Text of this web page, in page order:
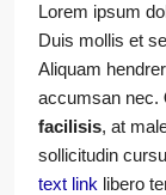
Lorem ipsum
Duis mollis et
Aliquam
accumsan nec.
facilisis, at
sollicitudin
text link libero